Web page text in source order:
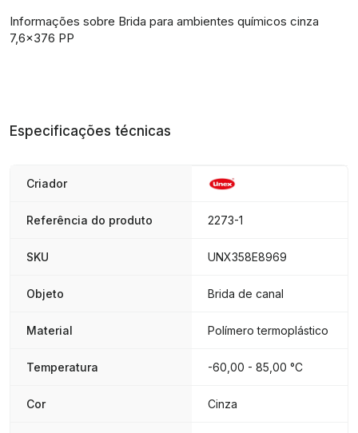
Informações sobre Brida para ambientes químicos cinza
7,6x376 PP
Especificações técnicas
Criador
Referência do produto 2273-1
SKU UNX358E8969
Objeto Brida de canal
Material Polímero termoplástico
Temperatura -60,00 - 85,00 °C
Cor Cinza